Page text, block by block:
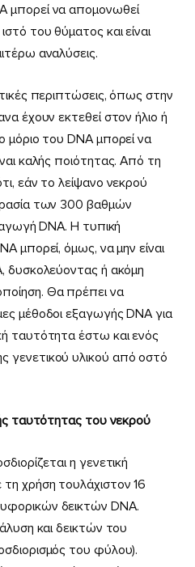
μπορεί να απομονωθεί
του θύματος και είναι
αναλύσεις.
περιπτώσεις, όπως στην
έχουν εκτεθεί στον ήλιο ή
μόριο του DNA μπορεί να
καλής ποιότητας. Από τη
εάν το λείψανο νεκρού
των 300 βαθμών
DNA. Η τυπική
μπορεί, όμως, να μην είναι
δυσκολεύοντας ή ακόμη
Θα πρέπει να
μέθοδοι εξαγωγής DNA για
ταυτότητα έστω και ενός
υλικού από οστό
ταυτότητας του νεκρού
η γενετική
χρήση τουλάχιστον 16
δεικτών DNA.
και δεικτών του
του φύλου).